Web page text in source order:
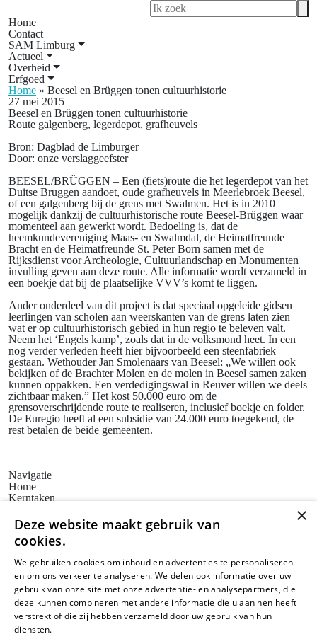
Home
Contact
SAM Limburg
Actueel
Overheid
Erfgoed
Home » Beesel en Brüggen tonen cultuurhistorie
27 mei 2015
Beesel en Brüggen tonen cultuurhistorie
Route galgenberg, legerdepot, grafheuvels
Bron: Dagblad de Limburger
Door: onze verslaggeefster
BEESEL/BRÜGGEN – Een (fiets)route die het legerdepot van het
Duitse Bruggen aandoet, oude grafheuvels in Meerlebroek Beesel,
of een galgenberg bij de grens met Swalmen. Het is in 2010
mogelijk dankzij de cultuurhistorische route Beesel-Brüggen waar
momenteel aan gewerkt wordt. Bedoeling is, dat de
heemkundevereniging Maas- en Swalmdal, de Heimatfreunde
Bracht en de Heimatfreunde St. Peter Born samen met de
Rijksdienst voor Archeologie, Cultuurlandschap en Monumenten
invulling geven aan deze route. Alle informatie wordt verzameld in
een boekje dat bij de plaatselijke VVV’s komt te liggen.
Ander onderdeel van dit project is dat speciaal opgeleide gidsen
leerlingen van scholen aan weerskanten van de grens laten zien
wat er op cultuurhistorisch gebied in hun regio te beleven valt.
Neem het ‘Engels kamp’, zoals dat in de volksmond heet. In een
nog verder verleden heeft hier bijvoorbeeld een steenfabriek
gestaan. Wethouder Jan Smolenaars van Beesel: „We willen ook
bekijken of de Brachter Molen en de molen in Beesel samen zaken
kunnen oppakken. Een verdedigingswal in Reuver willen we deels
zichtbaar maken.” Het kost 50.000 euro om de
grensoverschrijdende route te realiseren, inclusief boekje en folder.
De Euregio heeft al een subsidie van 24.000 euro toegekend, de
rest betalen de beide gemeenten.
Navigatie
Home
Kerntaken
Erfgoedbeleid
Steunpunten
Bezoekadres
Weerstand Roermond
Bredeweg 10
6042 GG Roermond
Postadres
SAM Limburg
Postbus 203
×
Deze website maakt gebruik van
cookies.
We gebruiken cookies om inhoud en advertenties te personaliseren
en om ons verkeer te analyseren. We delen ook informatie over uw
gebruik van onze site met onze advertentie- en analysepartners, die
deze kunnen combineren met andere informatie die u aan hen heeft
verstrekt of die zij hebben verzameld door uw gebruik van hun
diensten.